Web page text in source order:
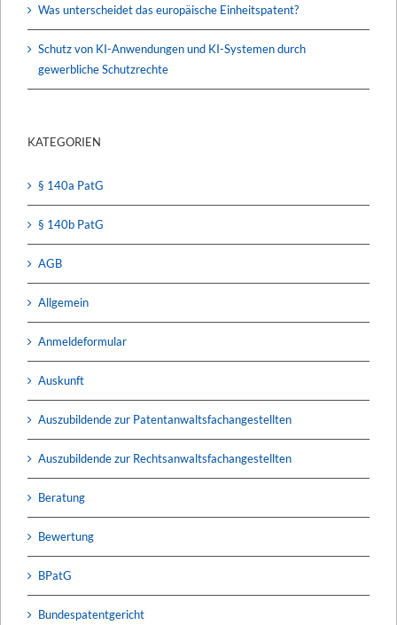
Was unterscheidet das europäische Einheitspatent?
Schutz von KI-Anwendungen und KI-Systemen durch
gewerbliche Schutzrechte
KATEGORIEN
§ 140a PatG
§ 140b PatG
AGB
Allgemein
Anmeldeformular
Auskunft
Auszubildende zur Patentanwaltsfachangestellten
Auszubildende zur Rechtsanwaltsfachangestellten
Beratung
Bewertung
BPatG
Bundespatentgericht